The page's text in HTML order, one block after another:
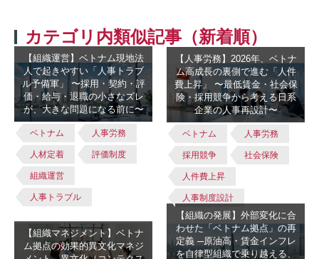
カテゴリ内類似記事（新着順）
【組織運営】ベトナム現地法
人で起きやすい「人事トラブ
ル予備軍」 〜採用・契約・評
価・給与・退職の小さなズレ
が、大きな問題になる前に〜
ベトナム 人事労務
人材定着 評価制度
組織運営
人事トラブル
【人事労務】2026年、ベトナ
ム高成長の裏側で進む「人件
費上昇」 〜最低賃金・社会保
険・採用競争から考える日系
企業の人事再設計〜
ベトナム 人事労務
採用競争 社会保険
人件費上昇
人事制度設計
【組織マネジメント】ベトナ
ム拠点の効果的異文化マネジ
【組織の発展】外部変化に合
わせた「ベトナム拠点」の再
定義 ─原油高・賃金インフレ
を自律型組織で乗り越える、